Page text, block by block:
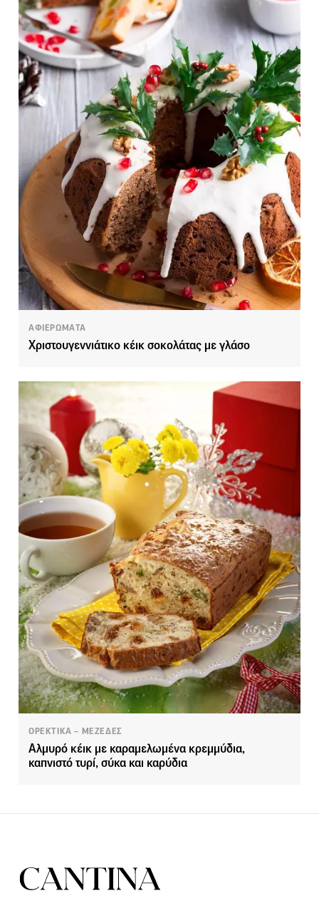
ΑΦΙΕΡΩΜΑΤΑ
Χριστουγεννιάτικο κέικ σοκολάτας με γλάσο
ΟΡΕΚΤΙΚΑ – ΜΕΖΕΔΕΣ
Αλμυρό κέικ με καραμελωμένα κρεμμύδια,
καπνιστό τυρί, σύκα και καρύδια